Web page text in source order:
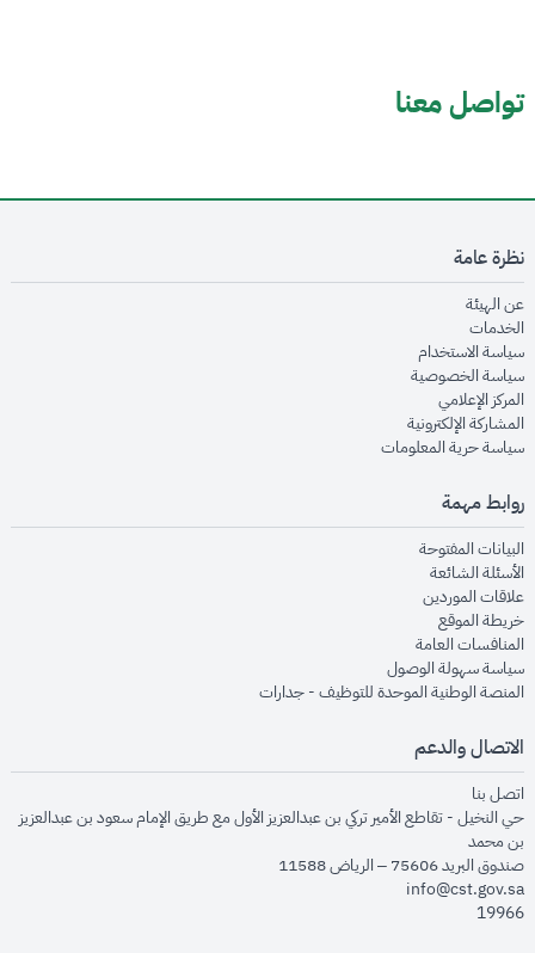
تواصل معنا
نظرة عامة
عن الهيئةopens in new window
الخدماتopens in new window
سياسة الاستخدام
سياسة الخصوصيةopens in new window
المركز الإعلاميopens in new window
المشاركة الإلكترونيةopens in new window
سياسة حرية المعلوماتopens in new window
روابط مهمة
البيانات المفتوحةopens in new window
الأسئلة الشائعةopens in new window
علاقات الموردينopens in new window
خريطة الموقعopens in new window
المنافسات العامةopens in new window
سياسة سهولة الوصولopens in new window
المنصة الوطنية الموحدة للتوظيف - جداراتopens in new window
الاتصال والدعم
اتصل بنا
حي النخيل - تقاطع الأمير تركي بن عبدالعزيز الأول مع طريق الإمام سعود بن عبدالعزيز
بن محمد
صندوق البريد 75606 – الرياض 11588
info@cst.gov.sa
19966